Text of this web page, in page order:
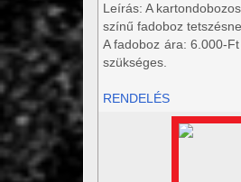
Leírás: A
színű fadoboz
A fadoboz ára: 6.000-
szükséges.
RENDELÉS